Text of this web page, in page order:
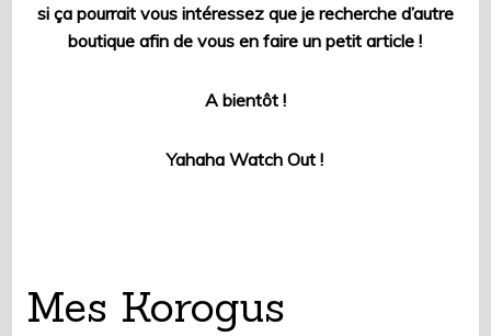
si ça pourrait vous intéressez que je recherche d’autre
boutique afin de vous en faire un petit article !
A bientôt !
Yahaha Watch Out !
Mes Korogus